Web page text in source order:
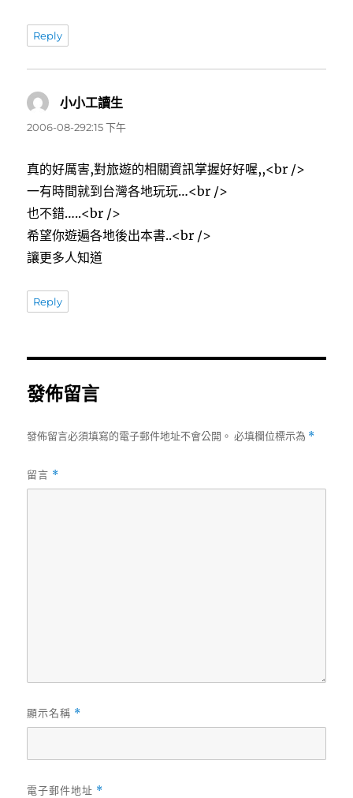
Reply
小小工讀生
示:
2006-08-292:15 下午
真的好厲害,對旅遊的相關資訊掌握好好喔,,<br />
一有時間就到台灣各地玩玩…<br />
也不錯…..<br />
希望你遊遍各地後出本書..<br />
讓更多人知道
Reply
發佈留言
發佈留言必須填寫的電子郵件地址不會公開。 必填欄位標示為 *
留言 *
顯示名稱 *
電子郵件地址 *